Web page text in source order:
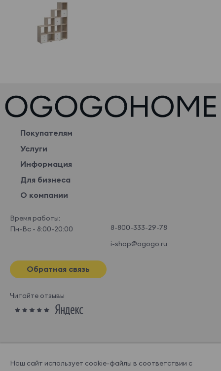
Покупателям
Услуги
Информация
Для бизнеса
О компании
Время работы:
Пн-Вс - 8:00-20:00
8-800-333-29-78
i-shop@ogogo.ru
Обратная связь
Читайте отзывы
Наш сайт использует cookie-файлы в соответствии с